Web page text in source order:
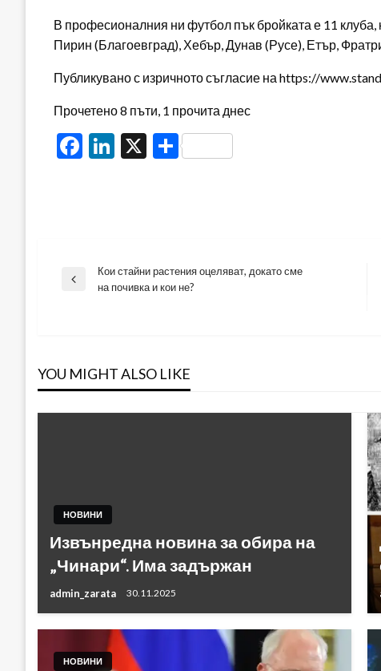
В професионалния ни футбол пък бройката е 11 клуба,
Пирин (Благоевград), Хебър, Дунав (Русе), Етър,
Публикувано с изричното съгласие на https://
Прочетено 8 пъти, 1 прочита днес
Facebook
LinkedIn
X Share
Навигация
Previous
Кои стайни растения оцеляват, докато сме
на почивка и кои не?
YOU MIGHT ALSO LIKE
НОВИНИ
Извънредна новина за обира на
„Чинари“. Има задържан
admin_zarata 30.11.2025
НОВИНИ